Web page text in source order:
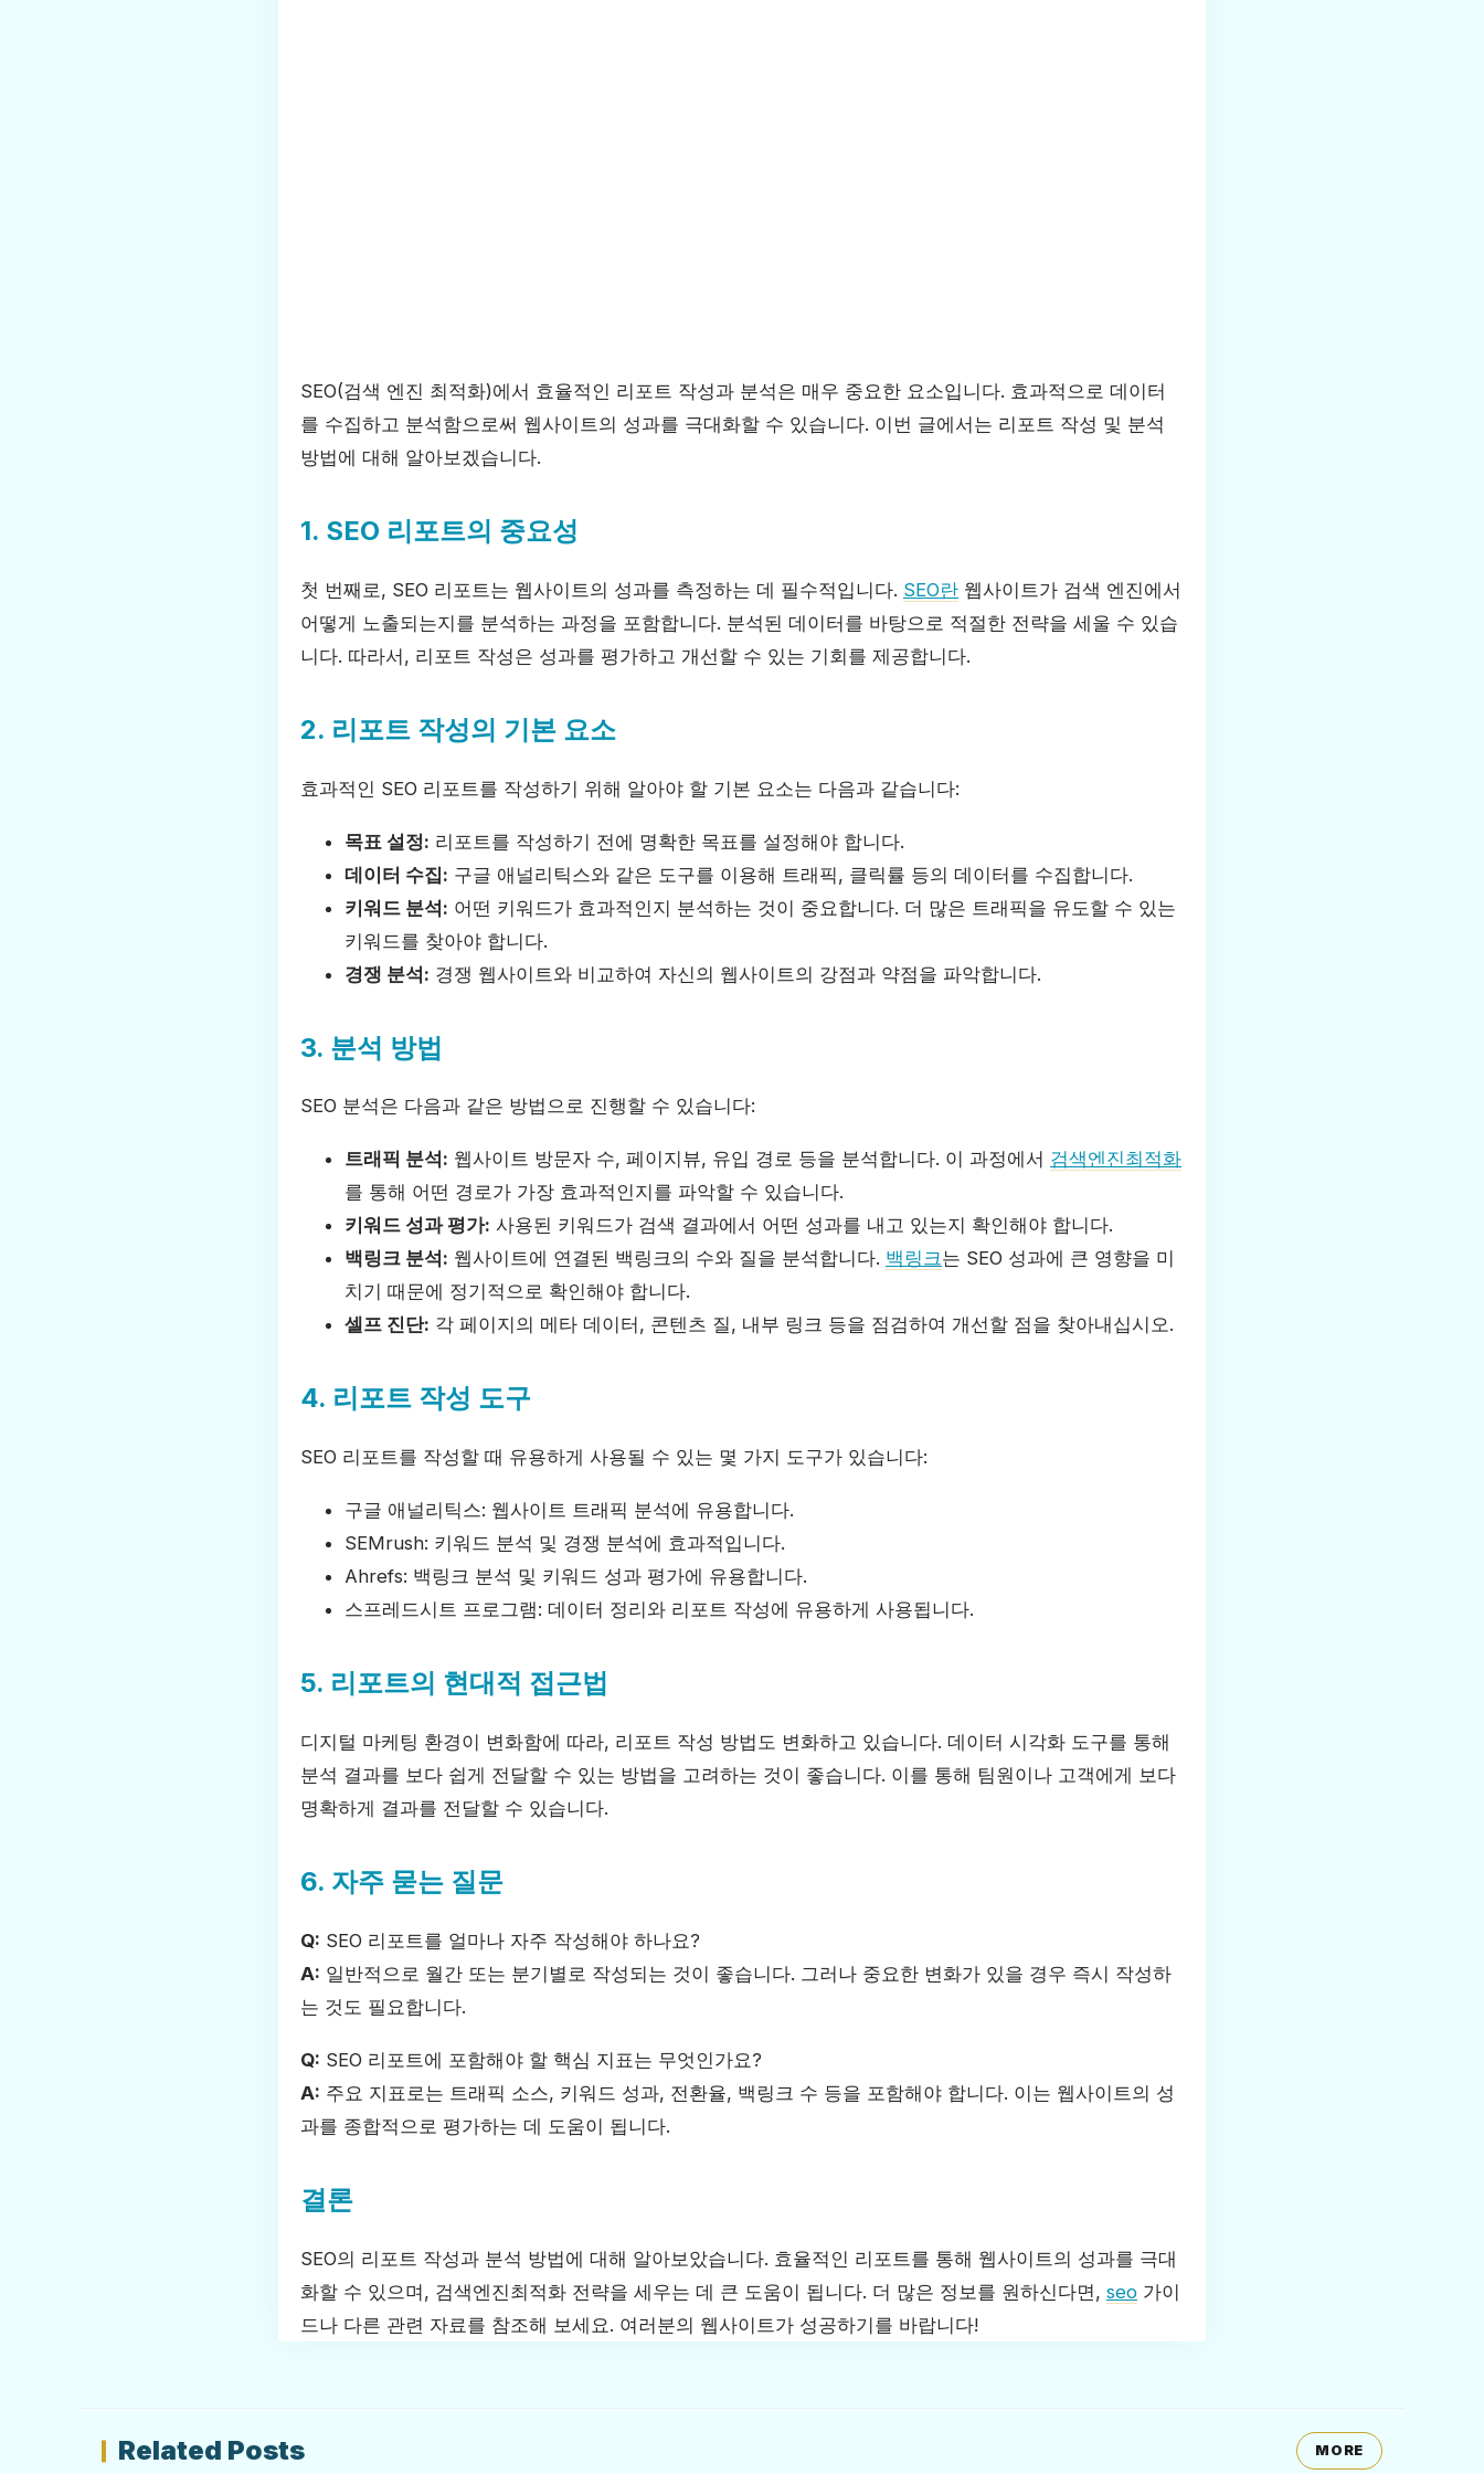
SEO(검색 엔진 최적화)에서 효율적인 리포트 작성과 분석은 매우 중요한 요소입니다. 효과적으로 데이터
를 수집하고 분석함으로써 웹사이트의 성과를 극대화할 수 있습니다. 이번 글에서는 리포트 작성 및 분석
방법에 대해 알아보겠습니다.
1. SEO 리포트의 중요성
첫 번째로, SEO 리포트는 웹사이트의 성과를 측정하는 데 필수적입니다. SEO란 웹사이트가 검색 엔진에서
어떻게 노출되는지를 분석하는 과정을 포함합니다. 분석된 데이터를 바탕으로 적절한 전략을 세울 수 있습
니다. 따라서, 리포트 작성은 성과를 평가하고 개선할 수 있는 기회를 제공합니다.
2. 리포트 작성의 기본 요소
효과적인 SEO 리포트를 작성하기 위해 알아야 할 기본 요소는 다음과 같습니다:
목표 설정: 리포트를 작성하기 전에 명확한 목표를 설정해야 합니다.
데이터 수집: 구글 애널리틱스와 같은 도구를 이용해 트래픽, 클릭률 등의 데이터를 수집합니다.
키워드 분석: 어떤 키워드가 효과적인지 분석하는 것이 중요합니다. 더 많은 트래픽을 유도할 수 있는
키워드를 찾아야 합니다.
경쟁 분석: 경쟁 웹사이트와 비교하여 자신의 웹사이트의 강점과 약점을 파악합니다.
3. 분석 방법
SEO 분석은 다음과 같은 방법으로 진행할 수 있습니다:
트래픽 분석: 웹사이트 방문자 수, 페이지뷰, 유입 경로 등을 분석합니다. 이 과정에서 검색엔진최적화
를 통해 어떤 경로가 가장 효과적인지를 파악할 수 있습니다.
키워드 성과 평가: 사용된 키워드가 검색 결과에서 어떤 성과를 내고 있는지 확인해야 합니다.
백링크 분석: 웹사이트에 연결된 백링크의 수와 질을 분석합니다. 백링크는 SEO 성과에 큰 영향을 미
치기 때문에 정기적으로 확인해야 합니다.
셀프 진단: 각 페이지의 메타 데이터, 콘텐츠 질, 내부 링크 등을 점검하여 개선할 점을 찾아내십시오.
4. 리포트 작성 도구
SEO 리포트를 작성할 때 유용하게 사용될 수 있는 몇 가지 도구가 있습니다:
구글 애널리틱스: 웹사이트 트래픽 분석에 유용합니다.
SEMrush: 키워드 분석 및 경쟁 분석에 효과적입니다.
Ahrefs: 백링크 분석 및 키워드 성과 평가에 유용합니다.
스프레드시트 프로그램: 데이터 정리와 리포트 작성에 유용하게 사용됩니다.
5. 리포트의 현대적 접근법
디지털 마케팅 환경이 변화함에 따라, 리포트 작성 방법도 변화하고 있습니다. 데이터 시각화 도구를 통해
분석 결과를 보다 쉽게 전달할 수 있는 방법을 고려하는 것이 좋습니다. 이를 통해 팀원이나 고객에게 보다
명확하게 결과를 전달할 수 있습니다.
6. 자주 묻는 질문
Q: SEO 리포트를 얼마나 자주 작성해야 하나요?
A: 일반적으로 월간 또는 분기별로 작성되는 것이 좋습니다. 그러나 중요한 변화가 있을 경우 즉시 작성하
는 것도 필요합니다.
Q: SEO 리포트에 포함해야 할 핵심 지표는 무엇인가요?
A: 주요 지표로는 트래픽 소스, 키워드 성과, 전환율, 백링크 수 등을 포함해야 합니다. 이는 웹사이트의 성
과를 종합적으로 평가하는 데 도움이 됩니다.
결론
SEO의 리포트 작성과 분석 방법에 대해 알아보았습니다. 효율적인 리포트를 통해 웹사이트의 성과를 극대
화할 수 있으며, 검색엔진최적화 전략을 세우는 데 큰 도움이 됩니다. 더 많은 정보를 원하신다면, seo 가이
드나 다른 관련 자료를 참조해 보세요. 여러분의 웹사이트가 성공하기를 바랍니다!
Related Posts MORE